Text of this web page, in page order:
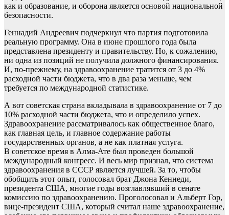
как и образование, и оборона является основой национальной
безопасности.
Геннадий Андреевич подчеркнул что партия подготовила
реальную программу. Она в июне прошлого года была
представлена президенту и правительству. Но, к сожалению,
ни одна из позиций не получила должного финансирования.
И, по-прежнему, на здравоохранение тратится от 3 до 4%
расходной части бюджета, что в два раза меньше, чем
требуется по международной статистике.
А вот советская страна вкладывала в здравоохранение от 7 до
10% расходной части бюджета, что и определило успех.
Здравоохранение рассматривалось как общественное благо,
как главная цель, и главное содержание работы
государственных органов, а не как платная услуга.
В советское время в Алма-Ате был проведен большой
международный конгресс. И весь мир признал, что система
здравоохранения в СССР является лучшей. За то, чтобы
обобщить этот опыт, голосовал брат Джона Кеннеди,
президента США, многие годы возглавлявший в сенате
комиссию по здравоохранению. Проголосовал и Альберт Гор,
вице-президент США, который считал наше здравоохранение,